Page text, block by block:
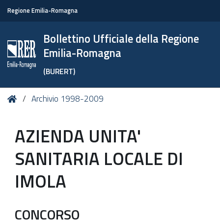
Regione Emilia-Romagna
Bollettino Ufficiale della Regione
Emilia-Romagna
(BURERT)
Tu HomeArchivio 1998-2009
AZIENDA UNITA'
SANITARIA LOCALE DI
IMOLA
CONCORSO